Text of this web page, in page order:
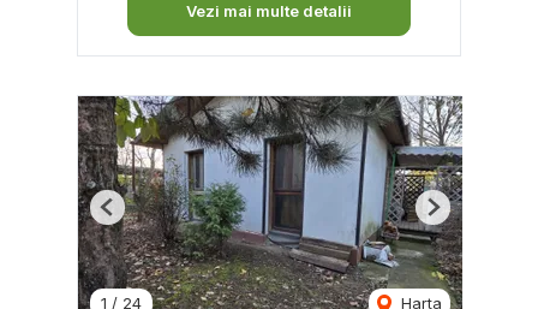
Vezi mai multe detalii
1 / 24 Harta
Previous Next